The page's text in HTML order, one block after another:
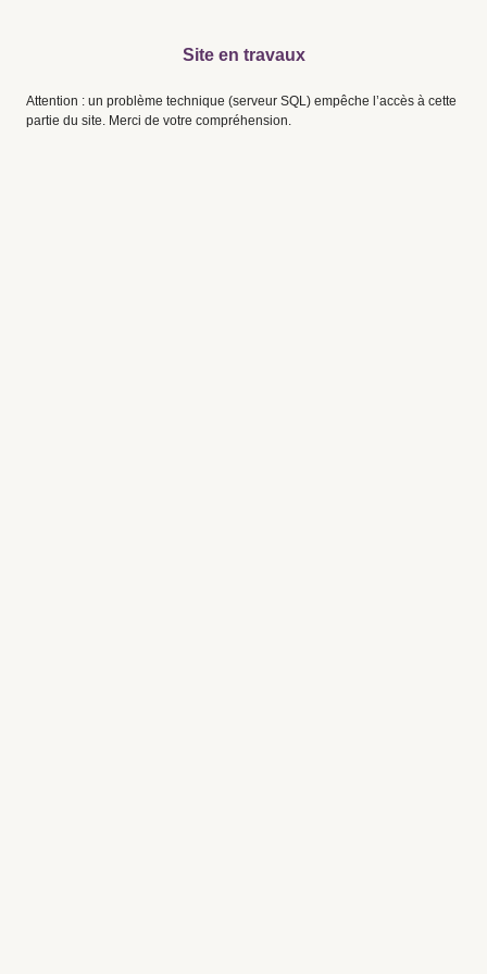
Site en travaux
Attention : un problème technique (serveur SQL) empêche l’accès à cette
partie du site. Merci de votre compréhension.